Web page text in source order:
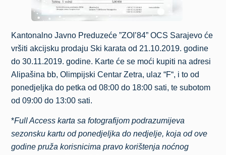
Kantonalno Javno Preduzeće ”ZOI’84” OCS Sarajevo će
vršiti akcijsku prodaju Ski karata od 21.10.2019. godine
do 30.11.2019. godine. Karte će se moći kupiti na adresi
Alipašina bb, Olimpijski Centar Zetra, ulaz “F“, i to od
ponedjeljka do petka od 08:00 do 18:00 sati, te subotom
od 09:00 do 13:00 sati.
*Full Access karta sa fotografijom podrazumijeva
sezonsku kartu od ponedjeljka do nedjelje, koja od ove
godine pruža korisnicima pravo korištenja noćnog